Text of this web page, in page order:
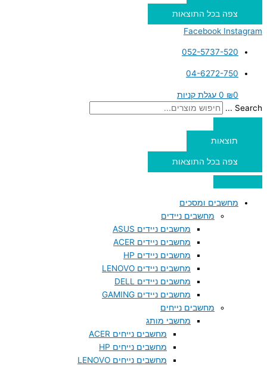
צפה בכל התוצאות
Facebook Instagram
052-5737-520
04-6272-750
₪0
0 עגלת קניות
Search ...
תוצאות
צפה בכל התוצאות
מחשבים ומסכים
מחשבים ניידים
מחשבים ניידים ASUS
מחשבים ניידים ACER
מחשבים ניידים HP
מחשבים ניידים LENOVO
מחשבים ניידים DELL
מחשבים ניידים GAMING
מחשבים נייחים
מחשבי מותג
מחשבים נייחים ACER
מחשבים נייחים HP
מחשבים נייחים LENOVO